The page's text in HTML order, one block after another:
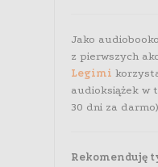
Jako
z pierwszych
Legimi
audioksiążek w
30 dni za
Rekomenduję